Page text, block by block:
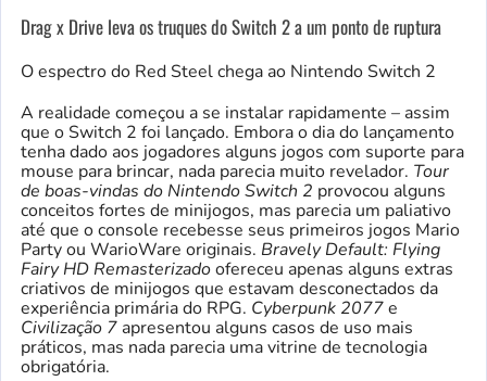
Drag x Drive leva os truques do Switch 2 a um ponto de ruptura
O espectro do Red Steel chega ao Nintendo Switch 2
A realidade começou a se instalar rapidamente – assim
que o Switch 2 foi lançado. Embora o dia do lançamento
tenha dado aos jogadores alguns jogos com suporte para
mouse para brincar, nada parecia muito revelador. Tour
de boas-vindas do Nintendo Switch 2 provocou alguns
conceitos fortes de minijogos, mas parecia um paliativo
até que o console recebesse seus primeiros jogos Mario
Party ou WarioWare originais. Bravely Default: Flying
Fairy HD Remasterizadoofereceu apenas alguns extras
criativos de minijogos que estavam desconectados da
experiência primária do RPG. Cyberpunk 2077e
Civilização 7 apresentou alguns casos de uso mais
práticos, mas nada parecia uma vitrine de tecnologia
obrigatória.